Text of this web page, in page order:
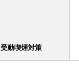
受動喫煙対策